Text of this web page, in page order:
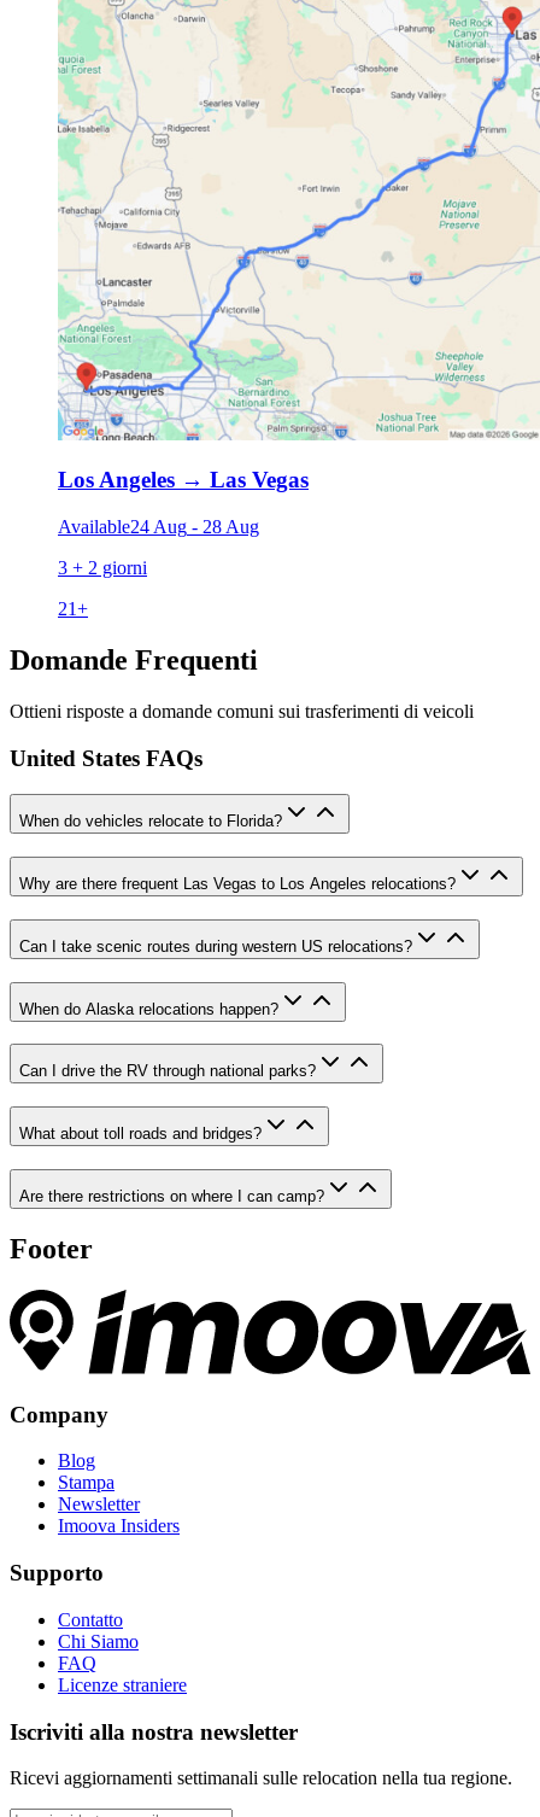
Los Angeles → Las Vegas
Available24 Aug - 28 Aug
3 + 2 giorni
21+
Domande Frequenti
Ottieni risposte a domande comuni sui trasferimenti di veicoli
United States FAQs
When do vehicles relocate to Florida?
Why are there frequent Las Vegas to Los Angeles relocations?
Can I take scenic routes during western US relocations?
When do Alaska relocations happen?
Can I drive the RV through national parks?
What about toll roads and bridges?
Are there restrictions on where I can camp?
Footer
Company
Blog
Stampa
Newsletter
Imoova Insiders
Supporto
Contatto
Chi Siamo
FAQ
Licenze straniere
Iscriviti alla nostra newsletter
Ricevi aggiornamenti settimanali sulle relocation nella tua regione.